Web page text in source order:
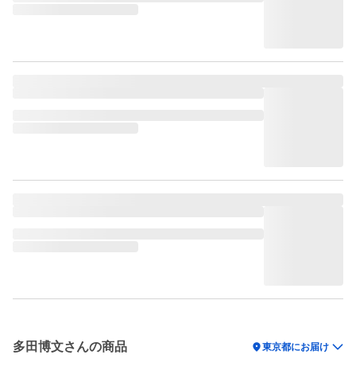
多田博文さんの商品 location_on東京都にお届け